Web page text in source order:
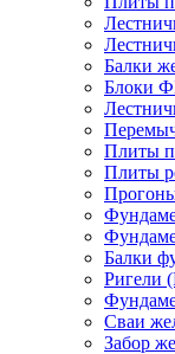
Балки
Блоки
Плиты
Плиты
Балки
Ригели
Сваи
Забор